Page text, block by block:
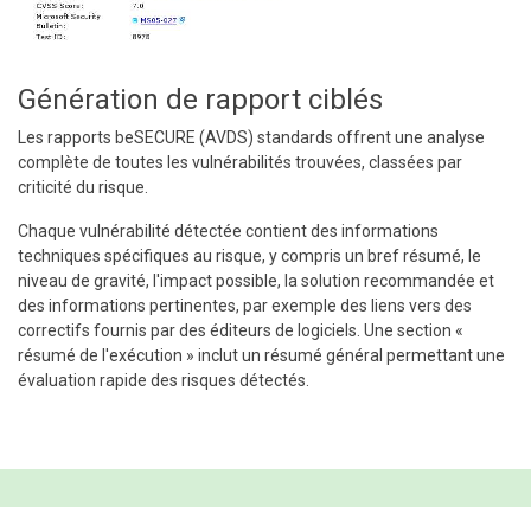
Génération de rapport ciblés
Les rapports beSECURE (AVDS) standards offrent une analyse
complète de toutes les vulnérabilités trouvées, classées par
criticité du risque.
Chaque vulnérabilité détectée contient des informations
techniques spécifiques au risque, y compris un bref résumé, le
niveau de gravité, l'impact possible, la solution recommandée et
des informations pertinentes, par exemple des liens vers des
correctifs fournis par des éditeurs de logiciels. Une section «
résumé de l'exécution » inclut un résumé général permettant une
évaluation rapide des risques détectés.